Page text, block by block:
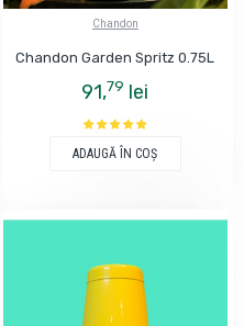
Chandon
Chandon Garden Spritz 0.75L
91,79 lei
ADAUGĂ ÎN COŞ